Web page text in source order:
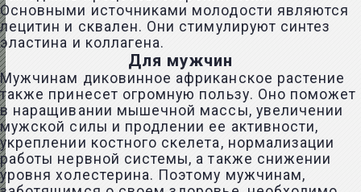
Основными источниками молодости являются
лецитин и сквален. Они стимулируют синтез
эластина и коллагена.
Для мужчин
Мужчинам диковинное африканское растение
также принесет огромную пользу. Оно поможет
в наращивании мышечной массы, увеличении
мужской силы и продлении ее активности,
укреплении костного скелета, нормализации
работы нервной системы, а также снижении
уровня холестерина. Поэтому мужчинам,